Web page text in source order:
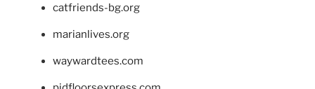
catfriends-bg.org
marianlives.org
waywardtees.com